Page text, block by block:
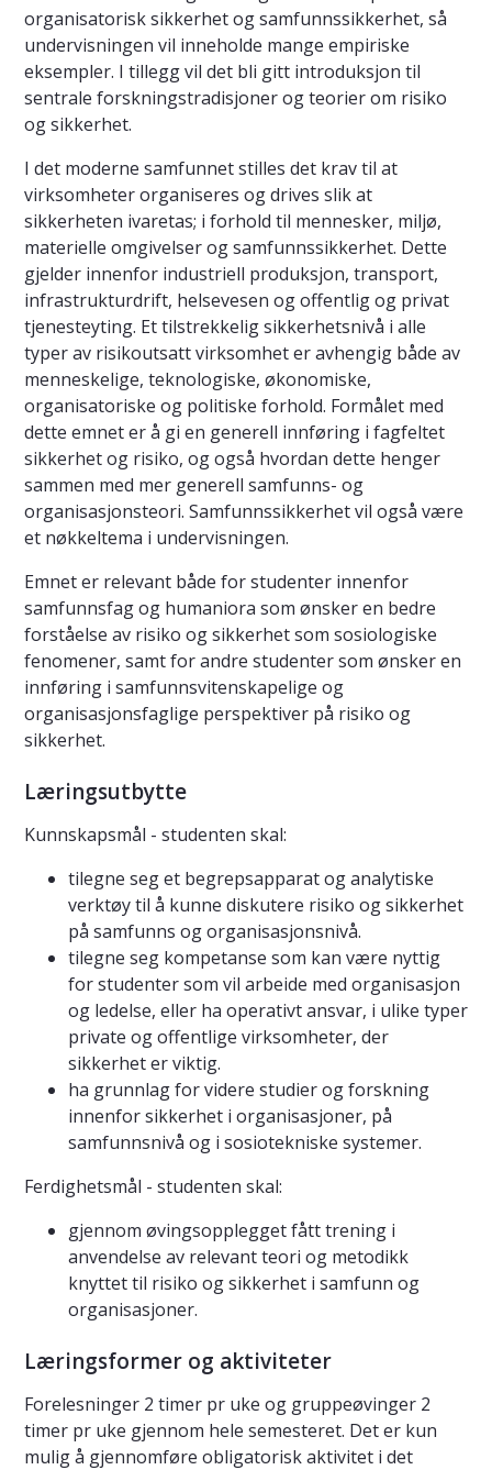
organisatorisk sikkerhet og samfunnssikkerhet, så
undervisningen vil inneholde mange empiriske
eksempler. I tillegg vil det bli gitt introduksjon til
sentrale forskningstradisjoner og teorier om risiko
og sikkerhet.
I det moderne samfunnet stilles det krav til at
virksomheter organiseres og drives slik at
sikkerheten ivaretas; i forhold til mennesker, miljø,
materielle omgivelser og samfunnssikkerhet. Dette
gjelder innenfor industriell produksjon, transport,
infrastrukturdrift, helsevesen og offentlig og privat
tjenesteyting. Et tilstrekkelig sikkerhetsnivå i alle
typer av risikoutsatt virksomhet er avhengig både av
menneskelige, teknologiske, økonomiske,
organisatoriske og politiske forhold. Formålet med
dette emnet er å gi en generell innføring i fagfeltet
sikkerhet og risiko, og også hvordan dette henger
sammen med mer generell samfunns- og
organisasjonsteori. Samfunnssikkerhet vil også være
et nøkkeltema i undervisningen.
Emnet er relevant både for studenter innenfor
samfunnsfag og humaniora som ønsker en bedre
forståelse av risiko og sikkerhet som sosiologiske
fenomener, samt for andre studenter som ønsker en
innføring i samfunnsvitenskapelige og
organisasjonsfaglige perspektiver på risiko og
sikkerhet.
Læringsutbytte
Kunnskapsmål - studenten skal:
tilegne seg et begrepsapparat og analytiske
verktøy til å kunne diskutere risiko og sikkerhet
på samfunns og organisasjonsnivå.
tilegne seg kompetanse som kan være nyttig
for studenter som vil arbeide med organisasjon
og ledelse, eller ha operativt ansvar, i ulike typer
private og offentlige virksomheter, der
sikkerhet er viktig.
ha grunnlag for videre studier og forskning
innenfor sikkerhet i organisasjoner, på
samfunnsnivå og i sosiotekniske systemer.
Ferdighetsmål - studenten skal:
gjennom øvingsopplegget fått trening i
anvendelse av relevant teori og metodikk
knyttet til risiko og sikkerhet i samfunn og
organisasjoner.
Læringsformer og aktiviteter
Forelesninger 2 timer pr uke og gruppeøvinger 2
timer pr uke gjennom hele semesteret. Det er kun
mulig å gjennomføre obligatorisk aktivitet i det